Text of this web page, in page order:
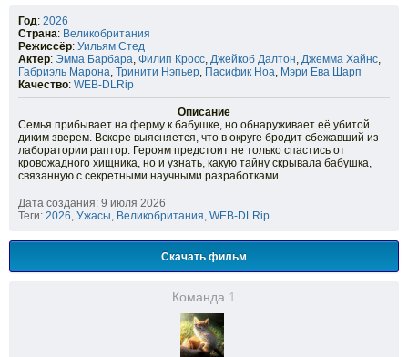
Год: 2026
Страна: Великобритания
Режиссёр: Уильям Стед
Актер: Эмма Барбара, Филип Кросс, Джейкоб Далтон, Джемма Хайнс,
Габриэль Марона, Тринити Нэпьер, Пасифик Ноа, Мэри Ева Шарп
Качество: WEB-DLRip
Описание
Семья прибывает на ферму к бабушке, но обнаруживает её убитой
диким зверем. Вскоре выясняется, что в округе бродит сбежавший из
лаборатории раптор. Героям предстоит не только спастись от
кровожадного хищника, но и узнать, какую тайну скрывала бабушка,
связанную с секретными научными разработками.
Дата создания: 9 июля 2026
Теги: 2026, Ужасы, Великобритания, WEB-DLRip
Скачать фильм
Команда 1